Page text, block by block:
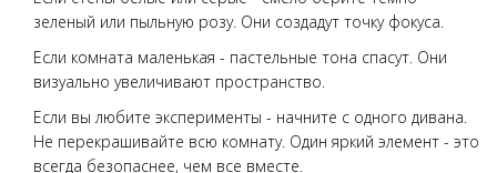
зеленый или пыльную розу. Они создадут точку фокуса.
Если комната маленькая - пастельные тона спасут. Они
визуально увеличивают пространство.
Если вы любите эксперименты - начните с одного дивана.
Не перекрашивайте всю комнату. Один яркий элемент - это
всегда безопаснее, чем все вместе.